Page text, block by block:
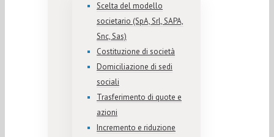
Scelta del modello
societario (SpA, Srl, SAPA,
Snc, Sas)
Costituzione di società
Domiciliazione di sedi
sociali
Trasferimento di quote e
azioni
Incremento e riduzione